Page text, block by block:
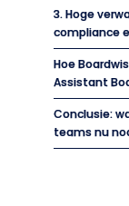
3. Hoge
compliance
Hoe
Assistant
Conclusie:
teams nu